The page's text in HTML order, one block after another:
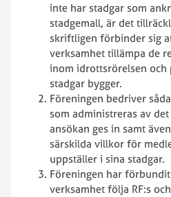
inte har stadgar som
stadgemall, är det
skriftligen förbinder sig
verksamhet tillämpa de
inom idrottsrörelsen och
stadgar bygger.
Föreningen bedriver
som administreras av
ansökan ges in samt
särskilda villkor för
uppställer i sina stadgar.
Föreningen har
verksamhet följa RF:s